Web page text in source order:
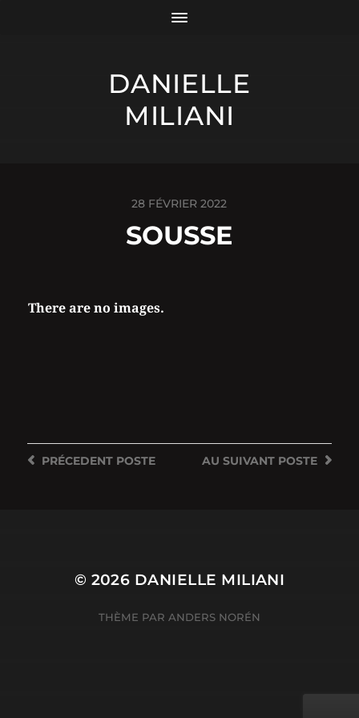
DANIELLE
MILIANI
28 FÉVRIER 2022
SOUSSE
There are no images.
AU SUIVANT POSTE
PRÉCEDENTPOSTE
© 2026 DANIELLE MILIANI
THÈME PAR ANDERS NORÉN